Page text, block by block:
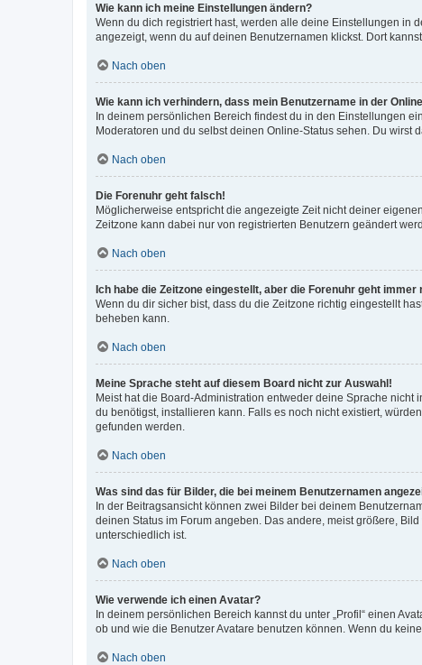
Wie kann ich meine Einstellungen ändern?
Wenn du dich registriert hast, werden alle deine Einstellungen in
angezeigt, wenn du auf deinen Benutzernamen klickst. Dort
Nach oben
Wie kann ich verhindern, dass mein Benutzername in der
In deinem persönlichen Bereich findest du in den Einstellungen
Moderatoren und du selbst deinen Online-Status sehen. Du wirst
Nach oben
Die Forenuhr geht falsch!
Möglicherweise entspricht die angezeigte Zeit nicht deiner
Zeitzone kann dabei nur von registrierten Benutzern geändert
Nach oben
Ich habe die Zeitzone eingestellt, aber die Forenuhr geht immer
Wenn du dir sicher bist, dass du die Zeitzone richtig eingestellt
beheben kann.
Nach oben
Meine Sprache steht auf diesem Board nicht zur Auswahl!
Meist hat die Board-Administration entweder deine Sprache
du benötigst, installieren kann. Falls es noch nicht existiert,
gefunden werden.
Nach oben
Was sind das für Bilder, die bei meinem Benutzernamen
In der Beitragsansicht können zwei Bilder bei deinem
deinen Status im Forum angeben. Das andere, meist größere,
unterschiedlich ist.
Nach oben
Wie verwende ich einen Avatar?
In deinem persönlichen Bereich kannst du unter „Profil“ einen
ob und wie die Benutzer Avatare benutzen können. Wenn du
Nach oben